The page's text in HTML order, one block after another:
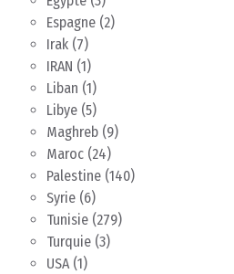
Espagne (2)
Irak (7)
IRAN (1)
Liban (1)
Libye (5)
Maghreb (9)
Maroc (24)
Palestine (140)
Syrie (6)
Tunisie (279)
Turquie (3)
USA(1)